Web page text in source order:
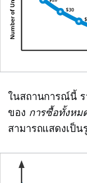
ในสถานการณ์นี้
ของ การซื้อทั้งหม
สามารถแสดงเป็